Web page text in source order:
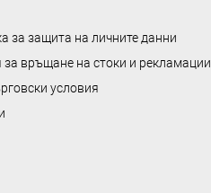
за защита на личните данни
за връщане на стоки и рекламации
условия